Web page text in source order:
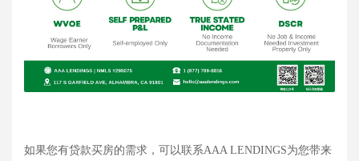
如果您有贷款买房的需求，可以联系AAA LENDINGS为您带来